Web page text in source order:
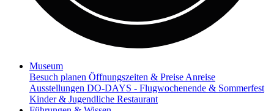
Museum
Besuch planen Öffnungszeiten & Preise Anreise
Ausstellungen DO-DAYS - Flugwochenende & Sommerfest
Kinder & Jugendliche Restaurant